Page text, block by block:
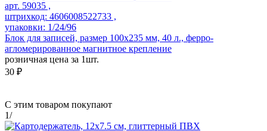
арт. 59035 ,
штрихкод: 4606008522733 ,
упаковки: 1/24/96
Блок для записей, размер 100x235 мм, 40 л., ферро-
агломерированное магнитное крепление
розничная цена за 1шт.
30 ₽
С этим товаром покупают
1/